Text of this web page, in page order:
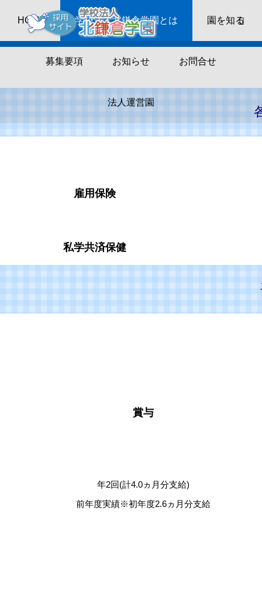
HOME 学校法人北鎌倉学園とは 園を知る
募集要項 お知らせ お問合せ
法人運営園
CHARM（魅力）
雇用保険
私学共済保健
賞与
年2回(計4.0ヵ月分支給)
前年度実績※初年度2.6ヵ月分支給